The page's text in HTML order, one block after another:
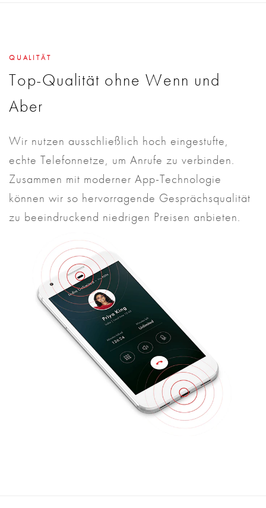
QUALITÄT
Top-Qualität ohne Wenn und
Aber
Wir nutzen ausschließlich hoch eingestufte,
echte Telefonnetze, um Anrufe zu verbinden.
Zusammen mit moderner App-Technologie
können wir so hervorragende Gesprächsqualität
zu beeindruckend niedrigen Preisen anbieten.